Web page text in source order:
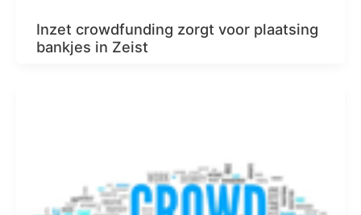
Inzet crowdfunding zorgt voor plaatsing
bankjes in Zeist